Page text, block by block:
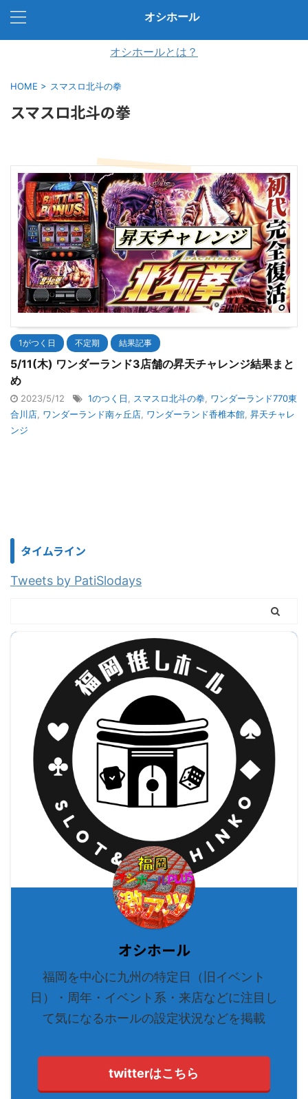
オシホール
オシホールとは？
HOME > スマスロ北斗の拳
スマスロ北斗の拳
1がつく日 不定期 結果記事
5/11(木) ワンダーランド3店舗の昇天チャレンジ結果まと
め
2023/5/12 1のつく日 スマスロ北斗の拳
ワンダーランド770東
合川店 ワンダーランド南ヶ丘店 ワンダーランド香椎本館 昇天チャレ
ンジ
タイムライン
Tweets by PatiSlodays
オシホール
福岡を中心に九州の特定日（旧イベント
日）・周年・イベント系・来店などに注目し
て気になるホールの設定状況などを掲載
twitterはこちら